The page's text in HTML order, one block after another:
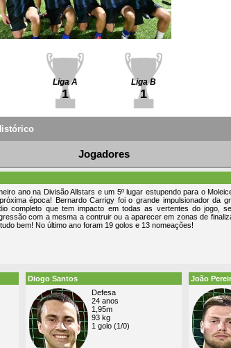
Liga A
1
Liga B
1
Jogadores
ano na Divisão Allstars e um 5º lugar estupendo para o
época! Bernardo Carrigy foi o grande impulsionador da
completo que tem impacto em todas as vertentes do jogo,
com a mesma a contruir ou a aparecer em zonas de
bem! No último ano foram 19 golos e 13 nomeações!
Diogo Santos
Defesa
24 anos
1,95m
93 kg
1 golo (1/0)
João